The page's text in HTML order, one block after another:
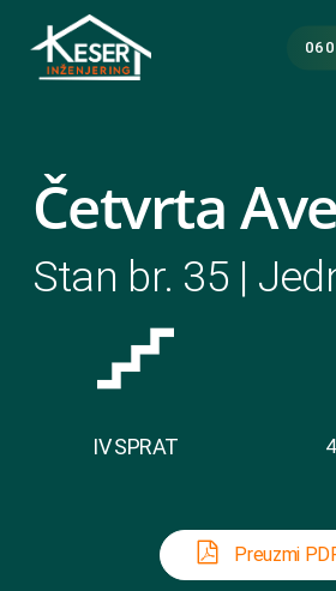
main
Četvrta
Stan br. 35 |
IV SPRAT
Preuzmi